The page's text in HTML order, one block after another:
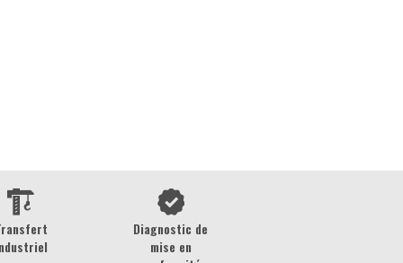
Diagnostic de
mise en